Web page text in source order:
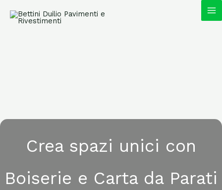
Crea spazi unici con
Boiserie e Carta da Parati